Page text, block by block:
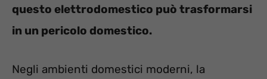
questo elettrodomestico può trasformarsi
in un pericolo domestico.
Negli ambienti domestici moderni, la